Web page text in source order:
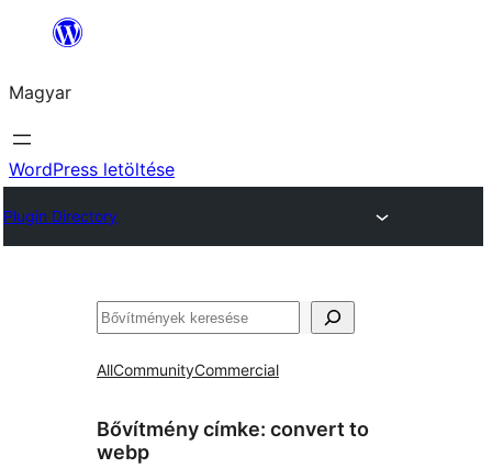
Ugrás
tartalomhoz
Magyar
WordPress letöltése
Plugin Directory
Keresés
AllCommunityCommercial
Bővítmény címke: convert to
webp